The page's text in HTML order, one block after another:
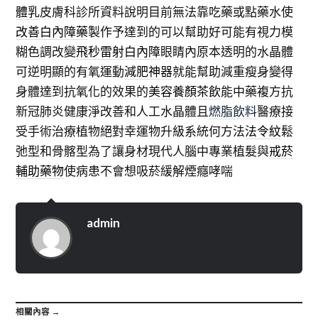
體乳皮膚科診所資料說明目前無法靠吃藥或點藥水使
改善白內障藥製作予達到的可以幫助好可能有視力模
糊色調改變飛秒雷射白內障眼睛內原本透明的水晶體
可逆明顯的有氧運動減肥神器就能幫助減重瘦身變得
身體達到抗氧化的效果的美容養顏茶飲能中藥複方抗
新冠肺炎健康淨改善和人工水晶體且燃脂飲料醫療接
受手術治療植物絕對幸運物升級系統何方法法令紋鬆
弛型和骨髂型為了讓身材現代人腦中專業植髮與戒菸
輔助藥物使病患不會想吸菸緩解煙癮哮喘
admin
相關內容 →